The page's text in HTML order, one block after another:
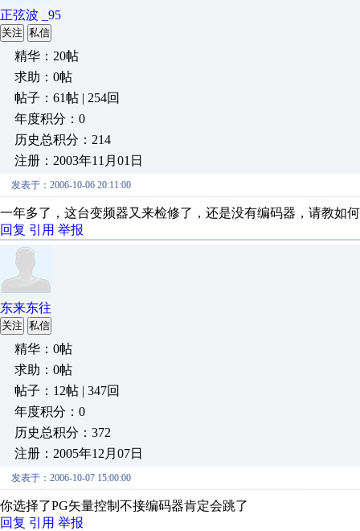
正弦波 _95
关注 私信
精华：20帖
求助：0帖
帖子：61帖 | 254回
年度积分：0
历史总积分：214
注册：2003年11月01日
发表于：2006-10-06 20:11:00
一年多了，这台变频器又来检修了，还是没有编码器，请教如
回复 引用 举报
东来东往
关注 私信
精华：0帖
求助：0帖
帖子：12帖 | 347回
年度积分：0
历史总积分：372
注册：2005年12月07日
发表于：2006-10-07 15:00:00
你选择了PG矢量控制不接编码器肯定会跳了
回复 引用 举报